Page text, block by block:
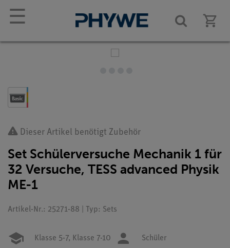
☰
Dieser Artikel benötigt Zubehör
Set Schülerversuche Mechanik 1 für
32 Versuche, TESS advanced Physik
ME-1
Artikel-Nr.: 25271-88 | Typ: Sets
Klasse 5-7, Klasse 7-10 Schüler